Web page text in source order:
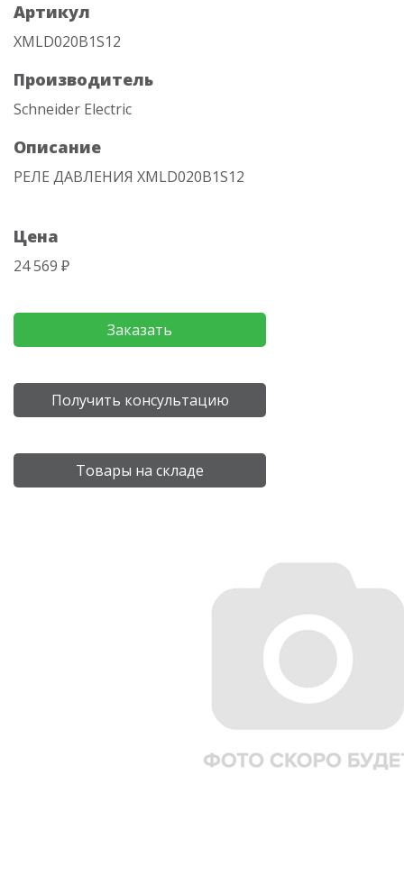
Артикул
XMLD020B1S12
Производитель
Schneider Electric
Описание
РЕЛЕ ДАВЛЕНИЯ XMLD020B1S12
Цена
24 569 ₽
Заказать
Получить консультацию
Товары на складе